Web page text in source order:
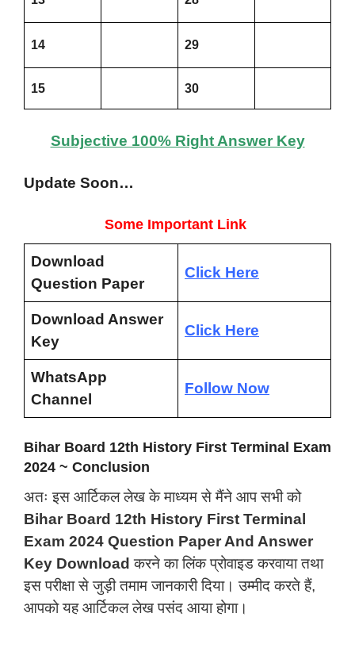
14 29
15 30
Subjective 100% Right Answer Key
Update Soon…
Some Important Link
Download
Question Paper
Click Here
Download Answer
Key
Click Here
WhatsApp
Channel
Follow Now
Bihar Board 12th History First Terminal Exam
2024 ~ Conclusion
अतः इस आर्टिकल लेख के माध्यम से मैंने आप सभी को
Bihar Board 12th History First Terminal
Exam 2024 Question Paper And Answer
Key Download करने का लिंक प्रोवाइड करवाया तथा
इस परीक्षा से जुड़ी तमाम जानकारी दिया। उम्मीद करते हैं,
आपको यह आर्टिकल लेख पसंद आया होगा।